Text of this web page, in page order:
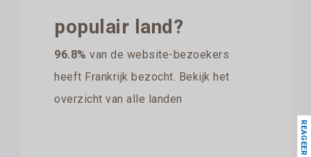
populair land?
96.8% van de website-bezoekers
heeft Frankrijk bezocht. Bekijk het
overzicht van alle landen
REAGEER